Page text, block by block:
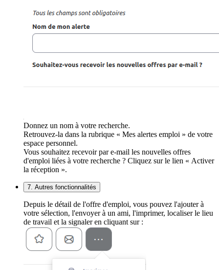
Donnez un nom à votre recherche.
Retrouvez-la dans la rubrique « Mes alertes emploi » de votre
espace personnel.
Vous souhaitez recevoir par e-mail les nouvelles offres
d'emploi liées à votre recherche ? Cliquez sur le lien « Activer
la réception ».
7. Autres fonctionnalités
Depuis le détail de l'offre d'emploi, vous pouvez l'ajouter à
votre sélection, l'envoyer à un ami, l'imprimer, localiser le lieu
de travail et la signaler en cliquant sur :